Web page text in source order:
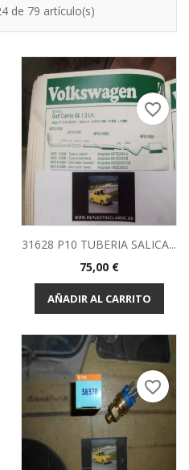
de 79 artículo(s)
31628 P10 TUBERIA SALICA...
Precio
75,00 €
AÑADIR AL CARRITO
favorite_border
favorite_border